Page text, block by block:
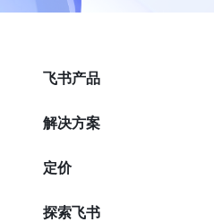
飞书产品
解决方案
定价
探索飞书